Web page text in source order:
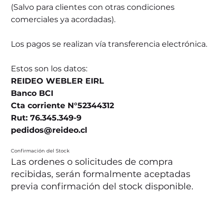
(Salvo para clientes con otras condiciones
comerciales ya acordadas).
Los pagos se realizan vía transferencia electrónica.
Estos son los datos:
REIDEO WEBLER EIRL
Banco BCI
Cta corriente N°52344312
Rut: 76.345.349-9
pedidos@reideo.cl
Confirmación del Stock
Las ordenes o solicitudes de compra
recibidas, serán formalmente aceptadas
previa confirmación del stock disponible.